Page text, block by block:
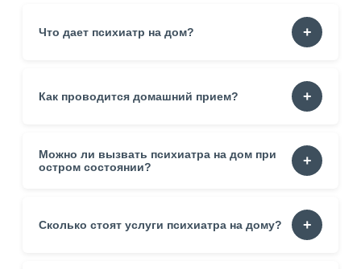
Что дает психиатр на дом?
Домашний визит снижает нагрузку. Пациент получает
помощь в безопасной обстановке. Диагностика
становится точнее благодаря наблюдению в привычной
Как проводится домашний прием?
Специалист уточняет жалобы. Оценивает состояние.
Фиксирует симптомы. Формирует рекомендации.
Разговор проходит в спокойном темпе.
Можно ли вызвать психиатра на дом при
остром состоянии?
Да. Визит помогает стабилизировать ситуацию. Пациент
получает помощь без поездок.
Сколько стоят услуги психиатра на дому?